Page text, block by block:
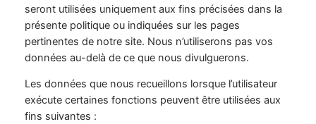
seront utilisées uniquement aux fins précisées dans la
présente politique ou indiquées sur les pages
pertinentes de notre site. Nous n’utiliserons pas vos
données au-delà de ce que nous divulguerons.
Les données que nous recueillons lorsque l’utilisateur
exécute certaines fonctions peuvent être utilisées aux
fins suivantes :